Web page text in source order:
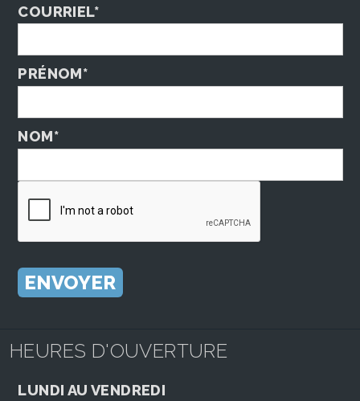
COURRIEL*
PRÉNOM*
NOM*
HEURES D'OUVERTURE
LUNDI AU VENDREDI